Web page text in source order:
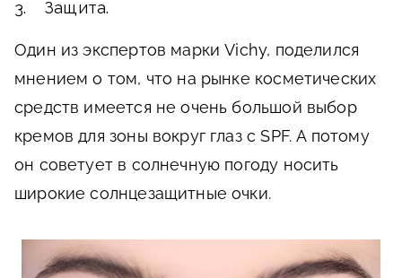
3. Защита.
Один из экспертов марки Vichy, поделился
мнением о том, что на рынке косметических
средств имеется не очень большой выбор
кремов для зоны вокруг глаз с SPF. А потому
он советует в солнечную погоду носить
широкие солнцезащитные очки.